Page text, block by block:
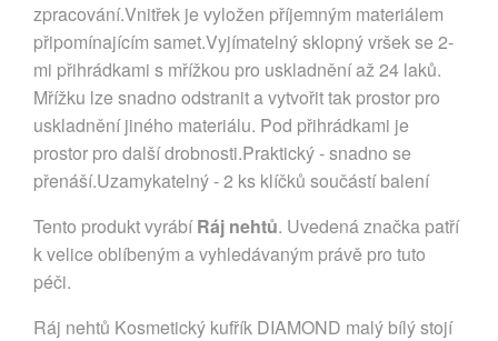
zpracování.Vnitřek je vyložen příjemným materiálem
připomínajícím samet.Vyjímatelný sklopný vršek se 2-
mi přihrádkami s mřížkou pro uskladnění až 24 laků.
Mřížku lze snadno odstranit a vytvořit tak prostor pro
uskladnění jiného materiálu. Pod přihrádkami je
prostor pro další drobnosti.Praktický - snadno se
přenáší.Uzamykatelný - 2 ks klíčků součástí balení
Tento produkt vyrábíRáj nehtů. Uvedená značka patří
k velice oblíbeným a vyhledávaným právě pro tuto
péči.
Ráj nehtů Kosmetický kufřík DIAMOND malý bílý stojí